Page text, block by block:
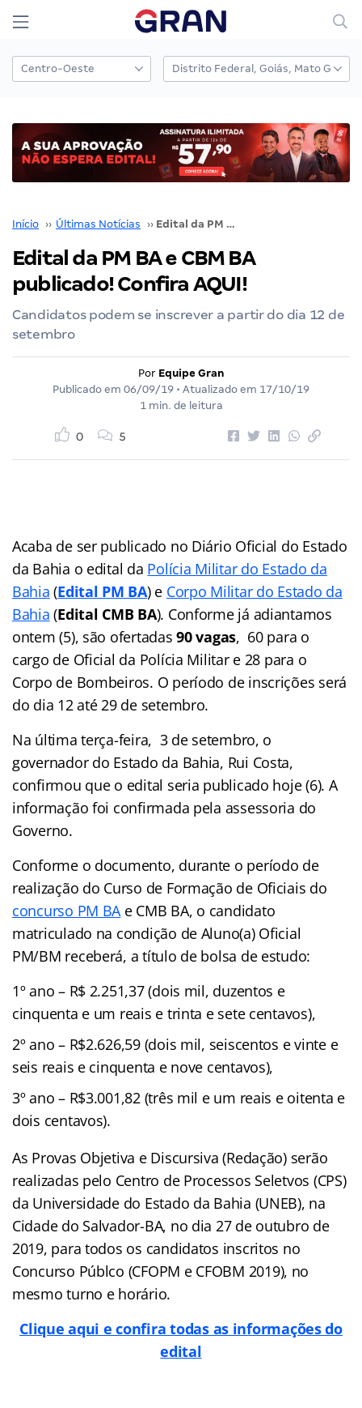
Início ›› Últimas Notícias ›› Edital da PM BA e CBM BA publicado! Confira AQUI!
Edital da PM BA e CBM BA
publicado! Confira AQUI!
Candidatos podem se inscrever a partir do dia 12 de
setembro
Por Equipe Gran
Publicado em 06/09/19 • Atualizado em 17/10/19
1 min. de leitura
0 5
Acaba de ser publicado no Diário Oficial do Estado
da Bahia o edital da Polícia Militar do Estado da
Bahia (Edital PM BA) e Corpo Militar do Estado da
Bahia (Edital CMB BA). Conforme já adiantamos
ontem (5), são ofertadas90 vagas, 60 para o
cargo de Oficial da Polícia Militar e 28 para o
Corpo de Bombeiros. O período de inscrições será
do dia 12 até 29 de setembro.
Na última terça-feira, 3 de setembro, o
governador do Estado da Bahia, Rui Costa,
confirmou que o edital seria publicado hoje (6). A
informação foi confirmada pela assessoria do
Governo.
Conforme o documento, durante o período de
realização do Curso de Formação de Oficiais do
concurso PM BAe CMB BA, o candidato
matriculado na condição de Aluno(a) Oficial
PM/BM receberá, a título de bolsa de estudo:
1º ano – R$ 2.251,37 (dois mil, duzentos e
cinquenta e um reais e trinta e sete centavos),
2º ano – R$2.626,59 (dois mil, seiscentos e vinte e
seis reais e cinquenta e nove centavos),
3º ano – R$3.001,82 (três mil e um reais e oitenta e
dois centavos).
As Provas Objetiva e Discursiva (Redação) serão
realizadas pelo Centro de Processos Seletvos (CPS)
da Universidade do Estado da Bahia (UNEB), na
Cidade do Salvador-BA, no dia 27 de outubro de
2019, para todos os candidatos inscritos no
Concurso Públco (CFOPM e CFOBM 2019), no
mesmo turno e horário.
Clique aqui e confira todas as informações do
edital